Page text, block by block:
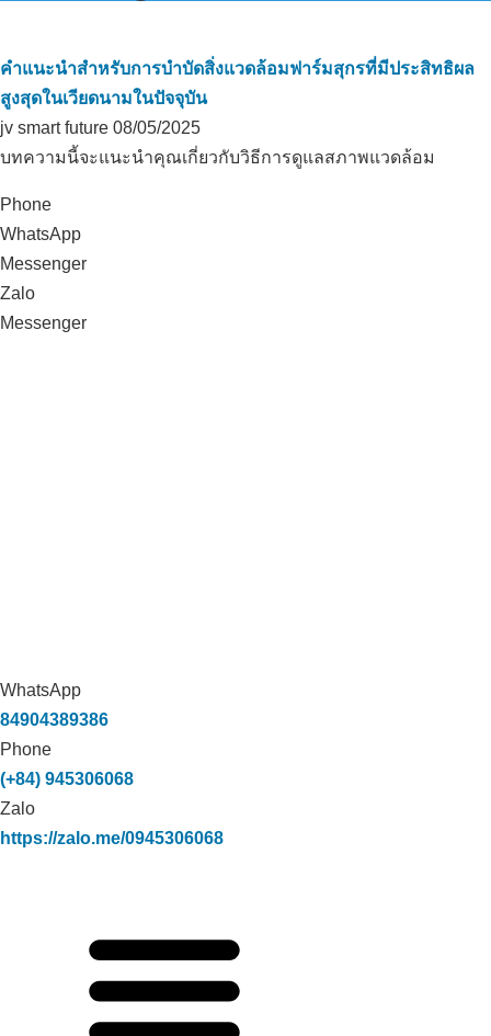
คำแนะนำสำหรับการบำบัดสิ่งแวดล้อมฟาร์มสุกรที่มีประสิทธิผล
สูงสุดในเวียดนามในปัจจุบัน
jv smart future 08/05/2025
บทความนี้จะแนะนำคุณเกี่ยวกับวิธีการดูแลสภาพแวดล้อม
Phone
WhatsApp
Messenger
Zalo
Messenger
WhatsApp
84904389386
Phone
(+84) 945306068
Zalo
https://zalo.me/0945306068